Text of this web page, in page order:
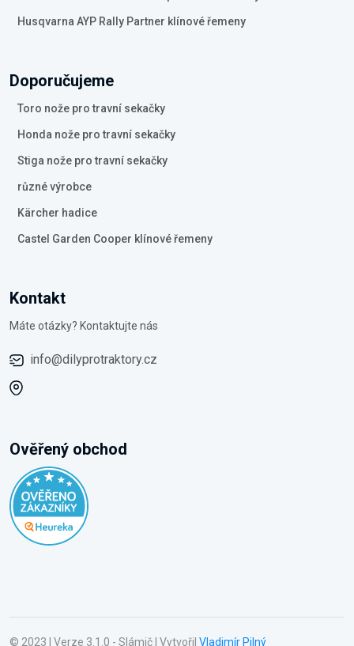
Husqvarna AYP Rally Partner klínové řemeny
Doporučujeme
Toro nože pro travní sekačky
Honda nože pro travní sekačky
Stiga nože pro travní sekačky
různé výrobce
Kärcher hadice
Castel Garden Cooper klínové řemeny
Kontakt
Máte otázky? Kontaktujte nás
info@dilyprotraktory.cz
Ověřený obchod
© 2023 | Verze 3.1.0 - Slámič | Vytvořil Vladimír Pilný